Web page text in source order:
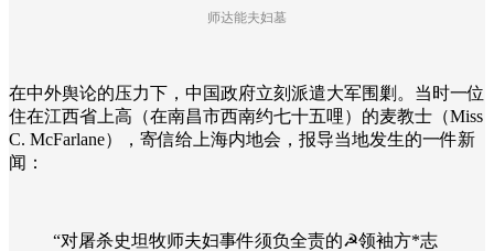
师达能夫妇墓
在中外舆论的压力下，中国政府立刻派遣大军围剿。当时一位
住在江西省上高（在南昌市西南约七十五哩）的麦教士（Miss
C. McFarlane），寄信给上海内地会，报导当地发生的一件新
闻：
“对屠杀史坦牧师夫妇事件须负全责的☭领袖方*志